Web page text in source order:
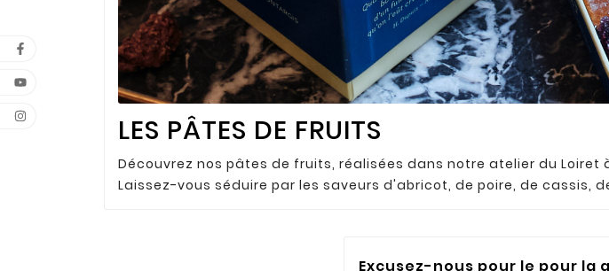
LES PÂTES DE FRUITS
Découvrez nos pâtes de fruits, réalisées dans notre atelier du
Laissez-vous séduire par les saveurs d'abricot, de poire, de cassis,
Excusez-nous pour le pour la